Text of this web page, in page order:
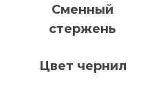
Сменный
стержень
Цвет чернил